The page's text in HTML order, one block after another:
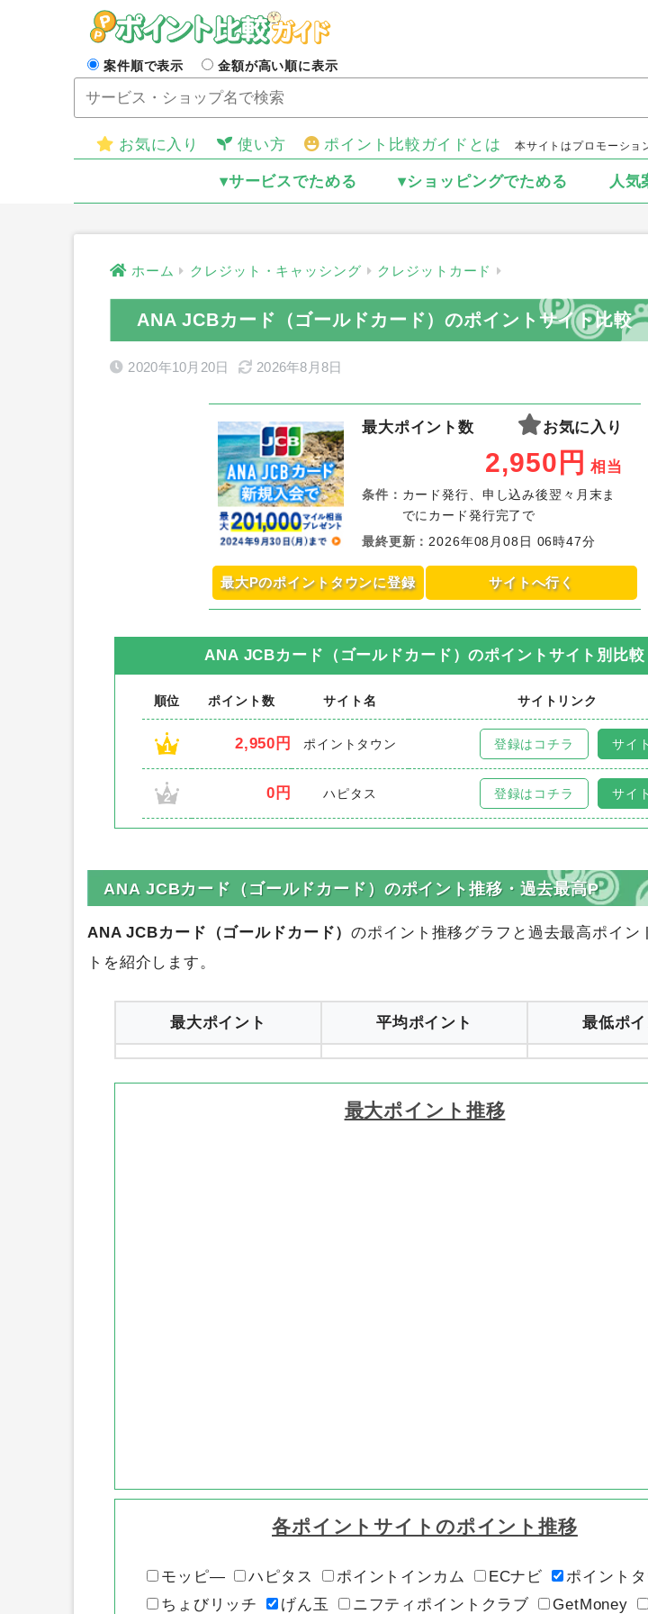
案件順で表示 金額が高い順に表示
お気に入り 使い方 ポイント比較ガイドとは 本サイトはプロモーショ
▾サービスでためる ▾ショッピングでためる 人気
ホーム クレジット・キャッシング クレジットカード
ANA JCBカード（ゴールドカード）のポイントサイト比較
2020年10月20日 2026年8月8日
最大ポイント数 お気に入り
2,950 円 相当
条件： カード発行、申し込み後翌々月末ま
でにカード発行完了で
最終更新 ： 2026年08月08日 06時47分
最大Pのポイントタウンに登録 サイトへ行く
ANA JCBカード（ゴールドカード） のポイントサイト別比較
順位 サイトリンク
1 2,950円 ポイントタウン 登録はコチラ サイ
0円 ハピタス 登録はコチラ サイ
ANA JCBカード（ゴールドカード）のポイント推移・過去最高P
ANA JCBカード（ゴールドカード）
のポイント推移グラフと過去最高ポイン
トを紹介します。
平均ポイント
各ポイントサイトのポイント推移